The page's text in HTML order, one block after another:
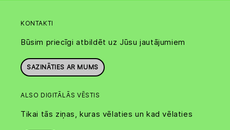
KONTAKTI
Būsim priecīgi atbildēt uz Jūsu jautājumiem
SAZINĀTIES AR MUMS
ALSO DIGITĀLĀS VĒSTIS
Tikai tās ziņas, kuras vēlaties un kad vēlaties